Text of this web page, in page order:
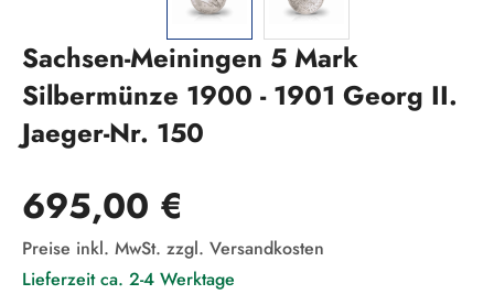
Sachsen-Meiningen 5 Mark
Silbermünze 1900 - 1901 Georg II.
Jaeger-Nr. 150
Regulärer Preis:
695,00 €
Preise inkl. MwSt. zzgl. Versandkosten
Lieferzeit ca. 2-4 Werktage